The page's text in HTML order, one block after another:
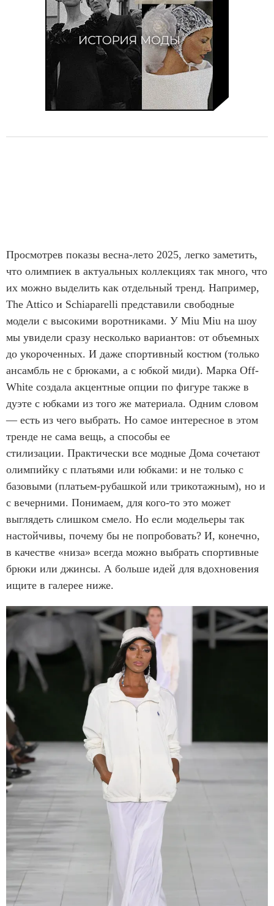
Просмотрев показы весна-лето 2025, легко заметить,
что олимпиек в актуальных коллекциях так много, что
их можно выделить как отдельный тренд. Например,
The Attico и Schiaparelli представили свободные
модели с высокими воротниками. У Miu Miu на шоу
мы увидели сразу несколько вариантов: от объемных
до укороченных. И даже спортивный костюм (только
ансамбль не с брюками, а с юбкой миди). Марка Off-
White создала акцентные опции по фигуре также в
дуэте с юбками из того же материала. Одним словом
— есть из чего выбрать. Но самое интересное в этом
тренде не сама вещь, а способы ее
стилизации. Практически все модные Дома сочетают
олимпийку с платьями или юбками: и не только с
базовыми (платьем-рубашкой или трикотажным), но и
с вечерними. Понимаем, для кого-то это может
выглядеть слишком смело. Но если модельеры так
настойчивы, почему бы не попробовать? И, конечно,
в качестве «низа» всегда можно выбрать спортивные
брюки или джинсы. А больше идей для вдохновения
ищите в галерее ниже.